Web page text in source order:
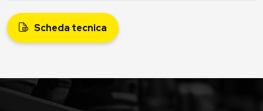
Scheda tecnica